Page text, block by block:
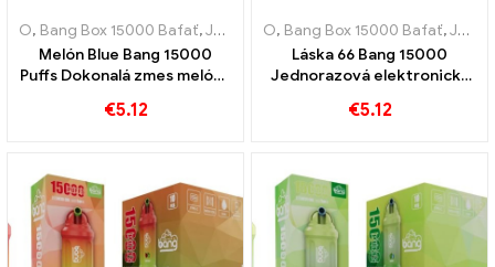
O, Bang Box 15000 Bafať,Jednorazové elektronické cigarety Švédsko
Melón Blue Bang 15000
Puffs Dokonalá zmes melóna
€5.12
O, Bang Box 15000 Bafať,Jednorazové elektronické cigarety Švédsko
Láska 66 Bang 15000
Jednorazová elektronická
kombinácia čerstvých chutí
€5.12